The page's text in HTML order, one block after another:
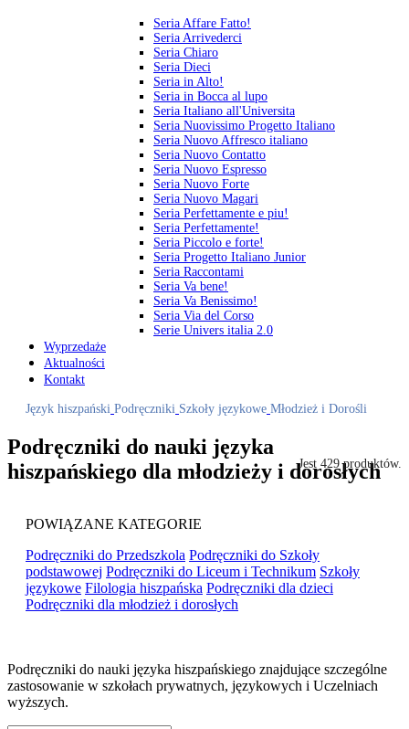
Seria Affare Fatto!
Seria Arrivederci
Seria Chiaro
Seria Dieci
Seria in Alto!
Seria in Bocca al lupo
Seria Italiano all'Universita
Seria Nuovissimo Progetto Italiano
Seria Nuovo Affresco italiano
Seria Nuovo Contatto
Seria Nuovo Espresso
Seria Nuovo Forte
Seria Nuovo Magari
Seria Perfettamente e piu!
Seria Perfettamente!
Seria Piccolo e forte!
Seria Progetto Italiano Junior
Seria Raccontami
Seria Va bene!
Seria Va Benissimo!
Seria Via del Corso
Serie Univers italia 2.0
Wyprzedaże
Aktualności
Kontakt
Język hiszpański Podręczniki Szkoły językowe Młodzież i Dorośli
Podręczniki do nauki języka
hiszpańskiego dla młodzieży i dorosłych
Jest 429 produktów.
POWIĄZANE KATEGORIE
Podręczniki do Przedszkola Podręczniki do Szkoły
podstawowej Podręczniki do Liceum i Technikum Szkoły
językowe Filologia hiszpańska Podręczniki dla dzieci
Podręczniki dla młodzież i dorosłych
Podręczniki do nauki języka hiszpańskiego znajdujące szczególne
zastosowanie w szkołach prywatnych, językowych i Uczelniach
wyższych.